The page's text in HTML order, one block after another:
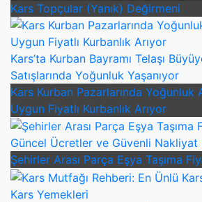
Kars Topçular (Yanık) Değirmeni
Kars’ta Kurban Bayramı Telaşı
Satışlarında Yoğunluk Yaşanıyor
Kars Kurban Pazarlarında Yoğunluk
Uygun Fiyatlı Kurbanlık Arıyor
Güncel Ücretler ve Güvenli Nakliyat
Şehirler Arası Parça Eşya Taşıma
Kars Yemekleri